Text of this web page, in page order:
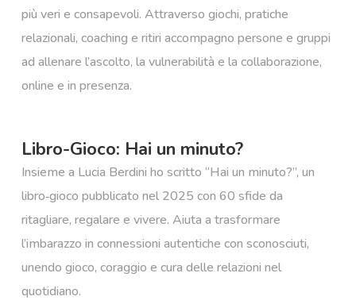
più veri e consapevoli. Attraverso giochi, pratiche
relazionali, coaching e ritiri accompagno persone e gruppi
ad allenare l’ascolto, la vulnerabilità e la collaborazione,
online e in presenza.
Libro-Gioco: Hai un minuto?
Insieme a Lucia Berdini ho scritto “Hai un minuto?”, un
libro‑gioco pubblicato nel 2025 con 60 sfide da
ritagliare, regalare e vivere. Aiuta a trasformare
l’imbarazzo in connessioni autentiche con sconosciuti,
unendo gioco, coraggio e cura delle relazioni nel
quotidiano.